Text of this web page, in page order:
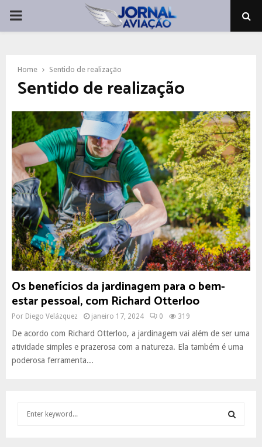
PRIMARY
Home Sentido de realização
Sentido de realização
Os benefícios da jardinagem para o bem-
estar pessoal, com Richard Otterloo
Por Diego Velázquez janeiro 17, 2024 0 319
De acordo com Richard Otterloo, a jardinagem vai além de ser uma
atividade simples e prazerosa com a natureza. Ela também é uma
poderosa ferramenta...